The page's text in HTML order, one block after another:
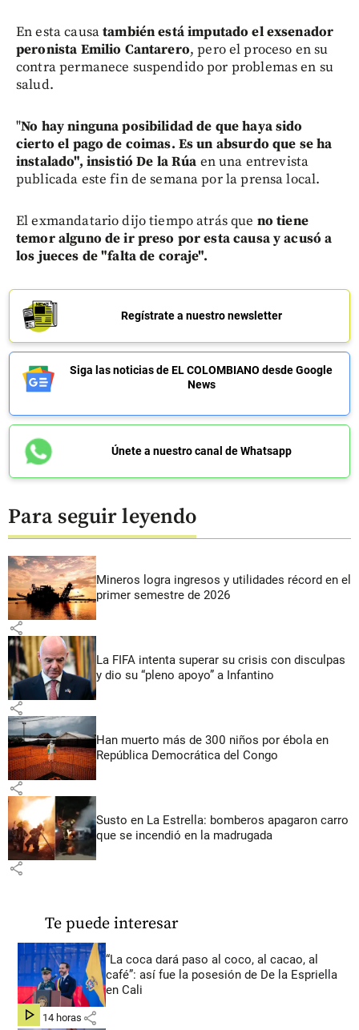
En esta causatambién está imputado el exsenador
peronista Emilio Cantarero, pero el proceso en su
contra permanece suspendido por problemas en su
salud.
"No hay ninguna posibilidad de que haya sido
cierto el pago de coimas. Es un absurdo que se ha
instalado", insistió De la Rúa en una entrevista
publicada este fin de semana por la prensa local.
El exmandatario dijo tiempo atrás que no tiene
temor alguno de ir preso por esta causa y acusó a
los jueces de "falta de coraje".
Regístrate a nuestro newsletter
Siga las noticias de EL COLOMBIANO desde Google
News
Únete a nuestro canal de Whatsapp
Para seguir leyendo
Mineros logra ingresos y utilidades récord en el
primer semestre de 2026
share
La FIFA intenta superar su crisis con disculpas
y dio su “pleno apoyo” a Infantino
share
Han muerto más de 300 niños por ébola en
República Democrática del Congo
share
Susto en La Estrella: bomberos apagaron carro
que se incendió en la madrugada
share
Te puede interesar
“La coca dará paso al coco, al cacao, al
café”: así fue la posesión de De la Espriella
en Cali
hace 14 horas share